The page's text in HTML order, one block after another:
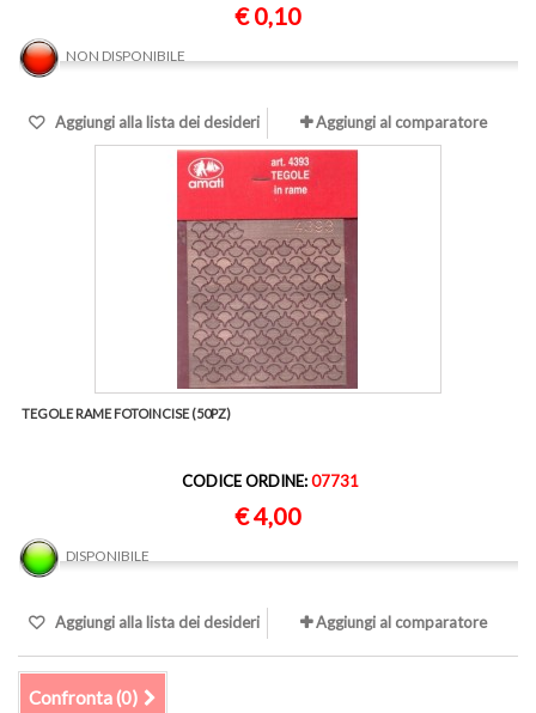
€ 0,10
NON DISPONIBILE
Aggiungi alla lista dei desideri Aggiungi al comparatore
TEGOLE RAME FOTOINCISE (50PZ)
CODICE ORDINE:07731
€ 4,00
DISPONIBILE
Aggiungi alla lista dei desideri Aggiungi al comparatore
Confronta (0)